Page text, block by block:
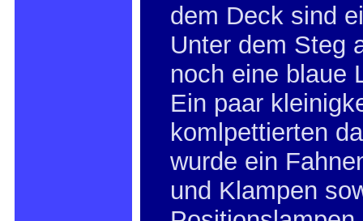
dem Deck sind
Unter dem Steg
noch eine blaue
Ein paar
komlpettierten
wurde ein
und Klampen